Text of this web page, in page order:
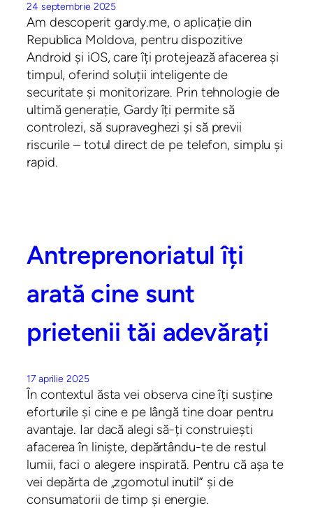
24 septembrie 2025
Am descoperit gardy.me, o aplicație din
Republica Moldova, pentru dispozitive
Android și iOS, care îți protejează afacerea și
timpul, oferind soluții inteligente de
securitate și monitorizare. Prin tehnologie de
ultimă generație, Gardy îți permite să
controlezi, să supraveghezi și să previi
riscurile – totul direct de pe telefon, simplu și
rapid.
Antreprenoriatul îți
arată cine sunt
prietenii tăi adevărați
17 aprilie 2025
În contextul ăsta vei observa cine îți susține
eforturile și cine e pe lângă tine doar pentru
avantaje. Iar dacă alegi să-ți construiești
afacerea în liniște, depărtându-te de restul
lumii, faci o alegere inspirată. Pentru că așa te
vei depărta de „zgomotul inutil” și de
consumatorii de timp și energie.